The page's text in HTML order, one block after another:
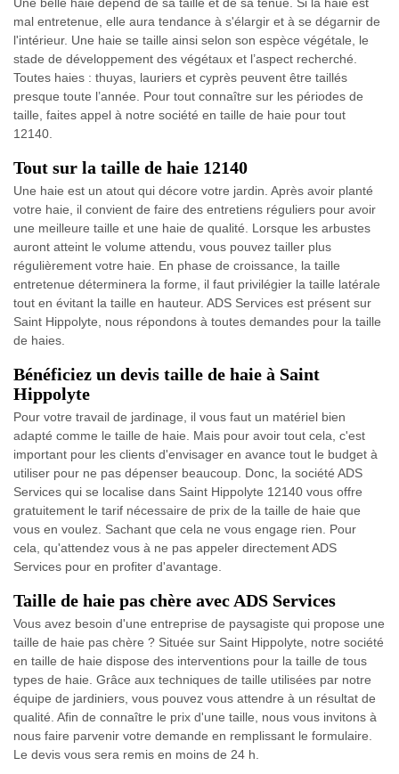
mal entretenue, elle aura tendance à s'élargir et à se dégarnir de
l'intérieur. Une haie se taille ainsi selon son espèce végétale, le
stade de développement des végétaux et l’aspect recherché.
Toutes haies : thuyas, lauriers et cyprès peuvent être taillés
presque toute l’année. Pour tout connaître sur les périodes de
taille, faites appel à notre société en taille de haie pour tout
12140.
Tout sur la taille de haie 12140
Une haie est un atout qui décore votre jardin. Après avoir planté
votre haie, il convient de faire des entretiens réguliers pour avoir
une meilleure taille et une haie de qualité. Lorsque les arbustes
auront atteint le volume attendu, vous pouvez tailler plus
régulièrement votre haie. En phase de croissance, la taille
entretenue déterminera la forme, il faut privilégier la taille latérale
tout en évitant la taille en hauteur. ADS Services est présent sur
Saint Hippolyte, nous répondons à toutes demandes pour la taille
de haies.
Bénéficiez un devis taille de haie à Saint
Hippolyte
Pour votre travail de jardinage, il vous faut un matériel bien
adapté comme le taille de haie. Mais pour avoir tout cela, c'est
important pour les clients d'envisager en avance tout le budget à
utiliser pour ne pas dépenser beaucoup. Donc, la société ADS
Services qui se localise dans Saint Hippolyte 12140 vous offre
gratuitement le tarif nécessaire de prix de la taille de haie que
vous en voulez. Sachant que cela ne vous engage rien. Pour
cela, qu'attendez vous à ne pas appeler directement ADS
Services pour en profiter d'avantage.
Taille de haie pas chère avec ADS Services
Vous avez besoin d'une entreprise de paysagiste qui propose une
taille de haie pas chère ? Située sur Saint Hippolyte, notre société
en taille de haie dispose des interventions pour la taille de tous
types de haie. Grâce aux techniques de taille utilisées par notre
équipe de jardiniers, vous pouvez vous attendre à un résultat de
qualité. Afin de connaître le prix d'une taille, nous vous invitons à
nous faire parvenir votre demande en remplissant le formulaire.
Le devis vous sera remis en moins de 24 h.